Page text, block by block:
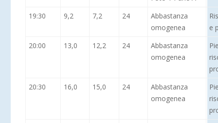
19:30 9,2 7,2 24
Abbastanza
omogenea
e
20:00
13,0 12,2 24
Abbastanza
omogenea
20:30
16,0 15,0 24
Abbastanza
omogenea